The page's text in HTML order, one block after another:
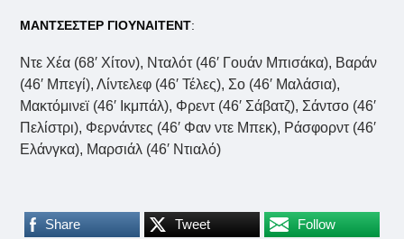
ΜΑΝΤΣΕΣΤΕΡ ΓΙΟΥΝΑΙΤΕΝΤ:
Ντε Χέα (68′ Χίτον), Νταλότ (46′ Γουάν Μπισάκα), Βαράν
(46′ Μπεγί), Λίντελεφ (46′ Τέλες), Σο (46′ Μαλάσια),
Μακτόμινεϊ (46′ Ικμπάλ), Φρεντ (46′ Σάβατζ), Σάντσο (46′
Πελίστρι), Φερνάντες (46′ Φαν ντε Μπεκ), Ράσφορντ (46′
Ελάνγκα), Μαρσιάλ (46′ Ντιαλό)
Share Tweet Follow